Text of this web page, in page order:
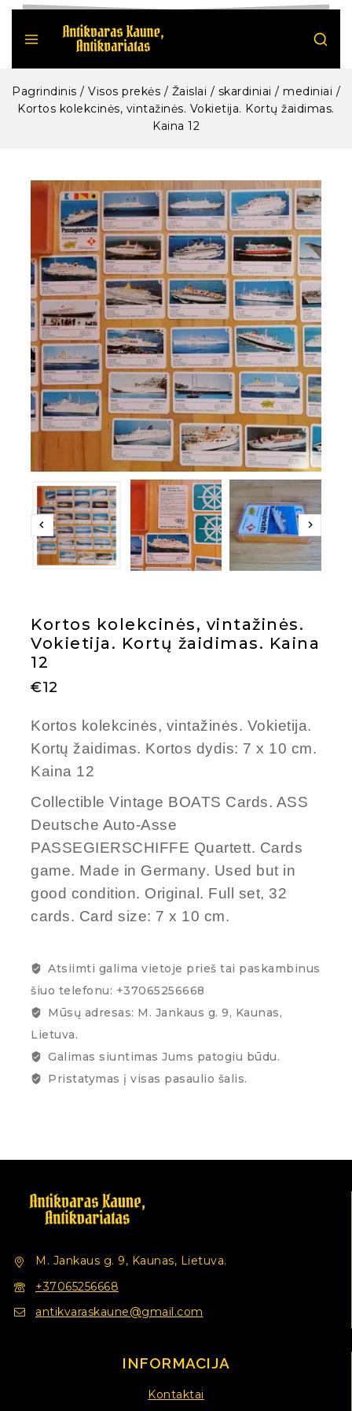
Pagrindinis / Visos prekės / Žaislai / skardiniai / mediniai /
Kortos kolekcinės, vintažinės. Vokietija. Kortų žaidimas.
Kaina 12
Kortos kolekcinės, vintažinės.
Vokietija. Kortų žaidimas. Kaina
12
€12
Kortos kolekcinės, vintažinės. Vokietija.
Kortų žaidimas. Kortos dydis: 7 x 10 cm.
Kaina 12
Collectible Vintage BOATS Cards. ASS
Deutsche Auto-Asse
PASSEGIERSCHIFFE Quartett. Cards
game. Made in Germany. Used but in
good condition. Original. Full set, 32
cards. Card size: 7 x 10 cm.
Atsiimti galima vietoje prieš tai paskambinus
šiuo telefonu: +37065256668
Mūsų adresas: M. Jankaus g. 9, Kaunas,
Lietuva.
Galimas siuntimas Jums patogiu būdu.
Pristatymas į visas pasaulio šalis.
M. Jankaus g. 9, Kaunas, Lietuva.
+37065256668
antikvaraskaune@gmail.com
INFORMACIJA
Kontaktai